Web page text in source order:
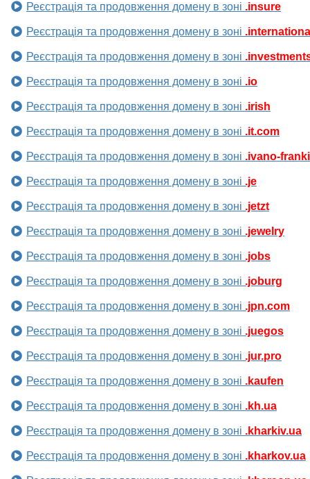
Реєстрація та продовження домену в зоні .insure
Реєстрація та продовження домену в зоні
Реєстрація та продовження домену в зоні
Реєстрація та продовження домену в зоні .io
Реєстрація та продовження домену в зоні .irish
Реєстрація та продовження домену в зоні .it.com
Реєстрація та продовження домену в зоні .ivano-
Реєстрація та продовження домену в зоні .je
Реєстрація та продовження домену в зоні .jetzt
Реєстрація та продовження домену в зоні .jewelry
Реєстрація та продовження домену в зоні .jobs
Реєстрація та продовження домену в зоні .joburg
Реєстрація та продовження домену в зоні .jpn.com
Реєстрація та продовження домену в зоні .juegos
Реєстрація та продовження домену в зоні .jur.pro
Реєстрація та продовження домену в зоні .kaufen
Реєстрація та продовження домену в зоні .kh.ua
Реєстрація та продовження домену в зоні .kharkiv.ua
Реєстрація та продовження домену в зоні .kharkov.ua